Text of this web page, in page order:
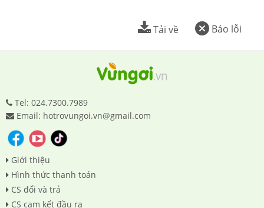
Báo lỗi
Tải về
Tel: 024.7300.7989
Email: hotrovungoi.vn@gmail.com
Giới thiệu
Hình thức thanh toán
CS đổi và trả
CS cam kết đầu ra